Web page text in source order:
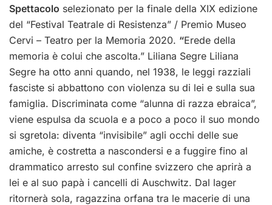
Spettacolo selezionato per la finale della XIX edizione
del “Festival Teatrale di Resistenza” / Premio Museo
Cervi – Teatro per la Memoria 2020. “Erede della
memoria è colui che ascolta.” Liliana Segre Liliana
Segre ha otto anni quando, nel 1938, le leggi razziali
fasciste si abbattono con violenza su di lei e sulla sua
famiglia. Discriminata come “alunna di razza ebraica”,
viene espulsa da scuola e a poco a poco il suo mondo
si sgretola: diventa “invisibile” agli occhi delle sue
amiche, è costretta a nascondersi e a fuggire fino al
drammatico arresto sul confine svizzero che aprirà a
lei e al suo papà i cancelli di Auschwitz. Dal lager
ritornerà sola, ragazzina orfana tra le macerie di una